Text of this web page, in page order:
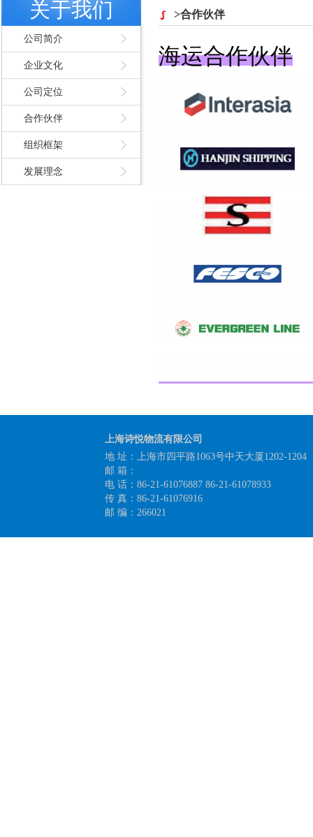
关于我们
公司简介
企业文化
公司定位
合作伙伴
组织框架
发展理念
>合作伙伴
海运合作伙伴
上海诗悦物流有限公司
地 址：上海市四平路1063号中天大厦1202-1204
邮 箱：
电 话：86-21-61076887 86-21-61078933
传 真：86-21-61076916
邮 编：266021